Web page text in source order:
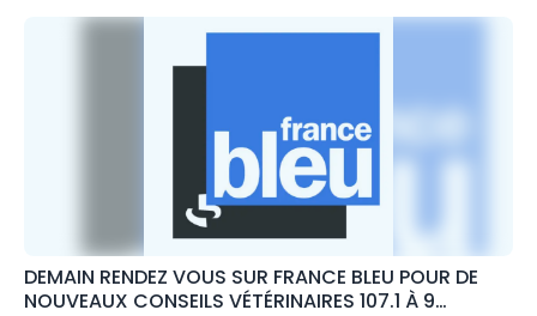
DEMAIN RENDEZ VOUS SUR FRANCE BLEU POUR DE
NOUVEAUX CONSEILS VÉTÉRINAIRES 107.1 À 9